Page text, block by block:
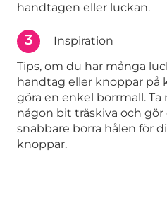
handtagen eller luckan.
3
Inspiration
Tips, om du har många
handtag eller knoppar på
göra en enkel borrmall.
någon bit träskiva och
snabbare borra hålen för
knoppar.